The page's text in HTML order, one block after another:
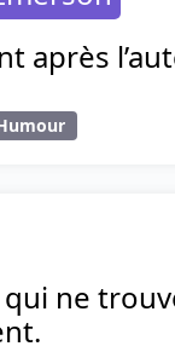
après
qui ne